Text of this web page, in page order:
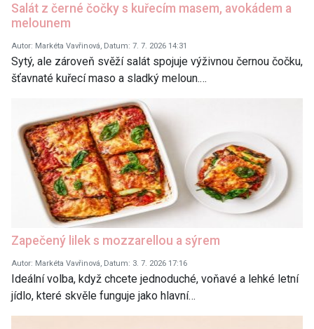
Salát z černé čočky s kuřecím masem, avokádem a
melounem
Autor: Markéta Vavřinová, Datum: 7. 7. 2026 14:31
Sytý, ale zároveň svěží salát spojuje výživnou černou čočku,
šťavnaté kuřecí maso a sladký meloun.…
Zapečený lilek s mozzarellou a sýrem
Autor: Markéta Vavřinová, Datum: 3. 7. 2026 17:16
Ideální volba, když chcete jednoduché, voňavé a lehké letní
jídlo, které skvěle funguje jako hlavní…